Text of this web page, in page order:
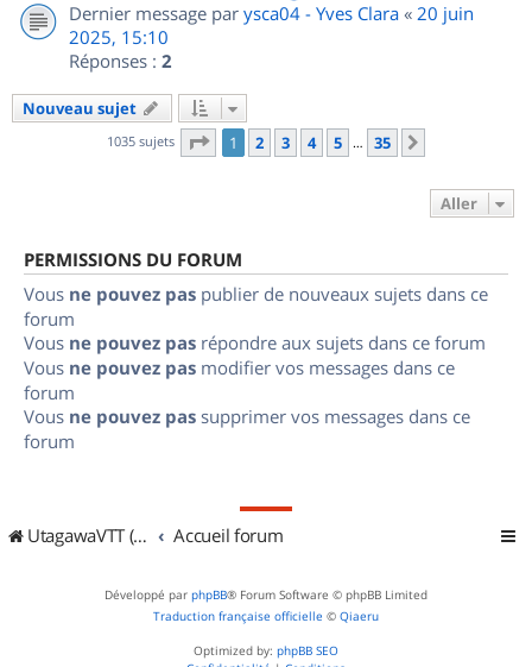
Dernier message par ysca04 - Yves Clara « 20 juin
2025, 15:10
Réponses : 2
Nouveau sujet
1035 sujets Page 1sur
1 2 3 4 5 … 35
Aller
PERMISSIONS DU FORUM
Vous ne pouvez pas publier de nouveaux sujets dans ce
forum
Vous ne pouvez pas répondre aux sujets dans ce forum
Vous ne pouvez pas modifier vos messages dans ce
forum
Vous ne pouvez pas supprimer vos messages dans ce
forum
UtagawaVTT (Randos VTT et VTTAE avec traces GPS) Accueil forum
Développé par phpBB® Forum Software © phpBB Limited
Traduction française officielle © Qiaeru
Optimized by: phpBB SEO